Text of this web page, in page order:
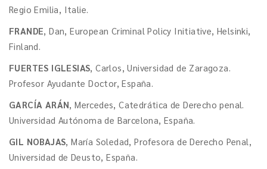
Regio Emilia, Italie.
FRANDE, Dan, European Criminal Policy Initiative, Helsinki,
Finland.
FUERTES IGLESIAS, Carlos, Universidad de Zaragoza.
Profesor Ayudante Doctor, España.
GARCÍA ARÁN, Mercedes, Catedrática de Derecho penal.
Universidad Autónoma de Barcelona, España.
GIL NOBAJAS, María Soledad, Profesora de Derecho Penal,
Universidad de Deusto, España.